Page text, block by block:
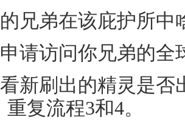
兄弟在该庇护所中
请访问你兄弟的全
新刷出的精灵是否
复流程3和4。